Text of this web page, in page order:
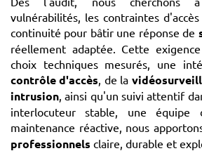
vulnérabilités, les contraintes
continuité pour bâtir une réponse de
réellement adaptée. Cette
choix techniques mesurés, une
contrôle d'accès , de la
intrusion , ainsi qu'un suivi attentif
interlocuteur stable, une
maintenance réactive, nous
professionnels claire, durable et